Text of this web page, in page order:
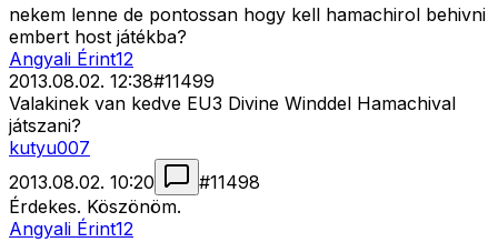
nekem lenne de pontossan hogy kell hamachirol behivni
embert host játékba?
Angyali Érint12
2013.08.02. 12:38#11499
Valakinek van kedve EU3 Divine Winddel Hamachival
játszani?
kutyu007
2013.08.02. 10:20
#11498
Érdekes. Köszönöm.
Angyali Érint12